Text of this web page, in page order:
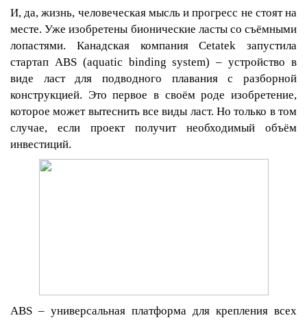
И, да, жизнь, человеческая мысль и прогресс не стоят на
месте. Уже изобретены бионические ласты со съёмными
лопастями. Канадская компанияCetatek запустила
стартап ABS(aquatic binding system) – устройство в
виде ласт для подводного плавания с разборной
конструкцией. Это первое в своём роде изобретение,
которое может вытеснить все виды ласт. Но только в том
случае, если проект получит необходимый объём
инвестиций.
ABS – универсальная платформа для крепления всех